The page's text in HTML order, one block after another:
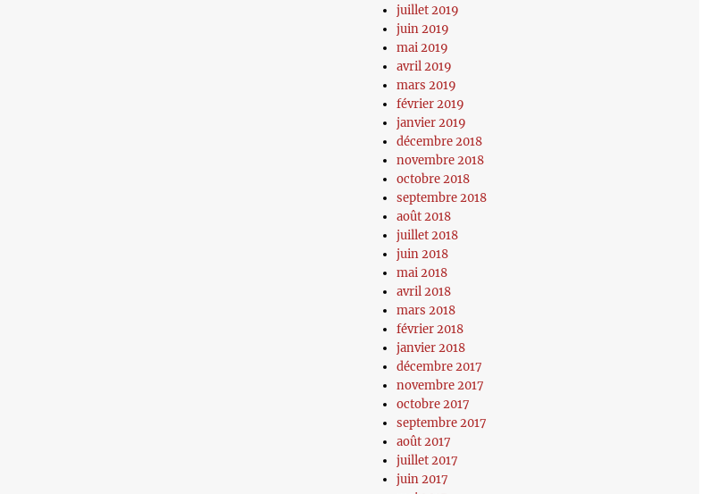
juillet 2019
juin 2019
mai 2019
avril 2019
mars 2019
février 2019
janvier 2019
décembre 2018
novembre 2018
octobre 2018
septembre 2018
août 2018
juillet 2018
juin 2018
mai 2018
avril 2018
mars 2018
février 2018
janvier 2018
décembre 2017
novembre 2017
octobre 2017
septembre 2017
août 2017
juillet 2017
juin 2017